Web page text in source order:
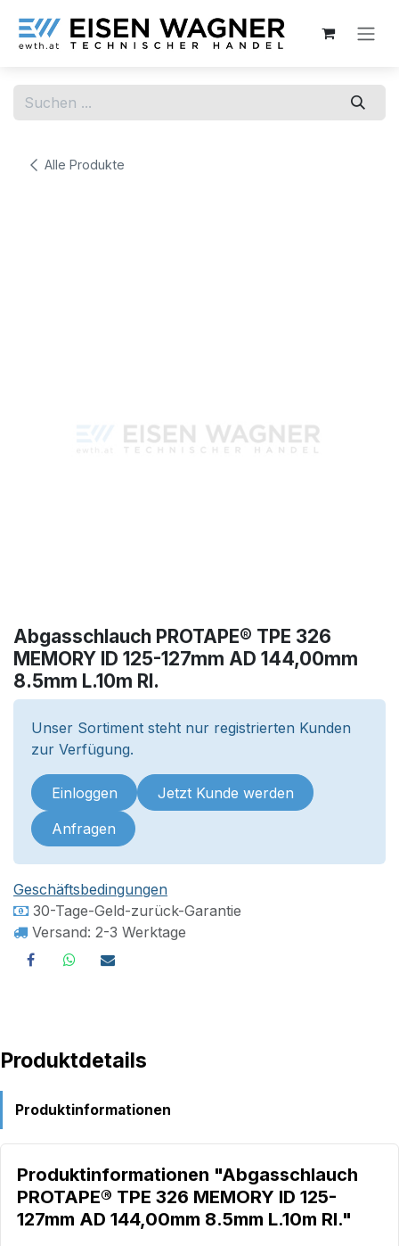
Alle Produkte
Abgasschlauch PROTAPE® TPE 326
MEMORY ID 125-127mm AD 144,00mm
8.5mm L.10m Rl.
Unser Sortiment steht nur registrierten Kunden
zur Verfügung.
Einloggen Jetzt Kunde werden
Anfragen
Geschäftsbedingungen
30-Tage-Geld-zurück-Garantie
Versand: 2-3 Werktage
Produktdetails
Produktinformationen
Produktinformationen "Abgasschlauch
PROTAPE® TPE 326 MEMORY ID 125-
127mm AD 144,00mm 8.5mm L.10m Rl."